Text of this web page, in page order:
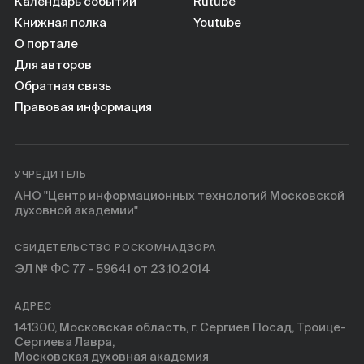
Книжная полка
О портале
Для авторов
Обратная связь
Правовая информация
Youtube
УЧРЕДИТЕЛЬ
АНО "Центр информационных технологий Московской
духовной академии"
СВИДЕТЕЛЬСТВО РОСКОМНАДЗОРА
ЭЛ № ФС 77 - 59641 от 23.10.2014
АДРЕС
141300, Московская область, г. Сергиев Посад, Троице-
Сергиева Лавра,
Московская духовная академия